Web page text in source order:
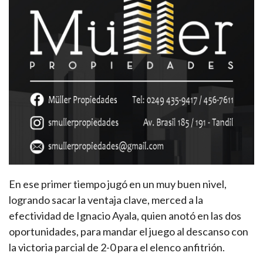
En ese primer tiempo jugó en un muy buen nivel,
logrando sacar la ventaja clave, merced a la
efectividad de Ignacio Ayala, quien anotó en las dos
oportunidades, para mandar el juego al descanso con
la victoria parcial de 2-0 para el elenco anfitrión.